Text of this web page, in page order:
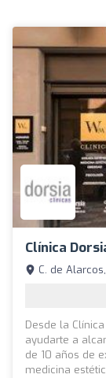
Clínica
C. de
Desde la
ayudarte a
de 10 años de
medicina